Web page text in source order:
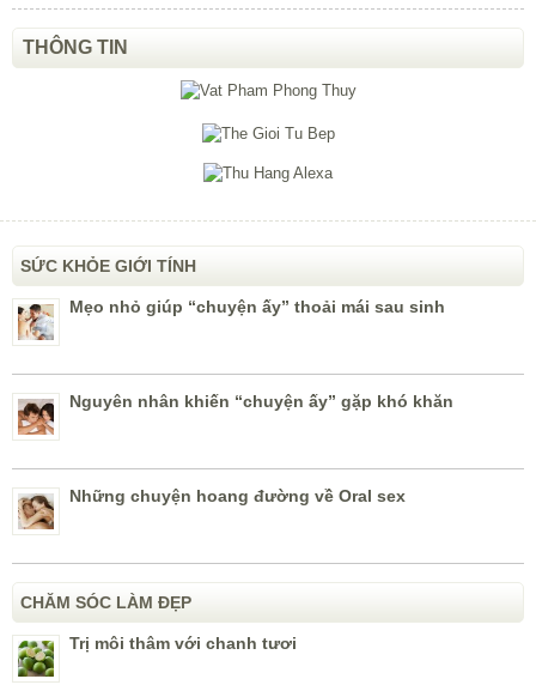
THÔNG TIN
SỨC KHỎE GIỚI TÍNH
Mẹo nhỏ giúp “chuyện ấy” thoải mái sau sinh
Nguyên nhân khiến “chuyện ấy” gặp khó khăn
Những chuyện hoang đường về Oral sex
CHĂM SÓC LÀM ĐẸP
Trị môi thâm với chanh tươi